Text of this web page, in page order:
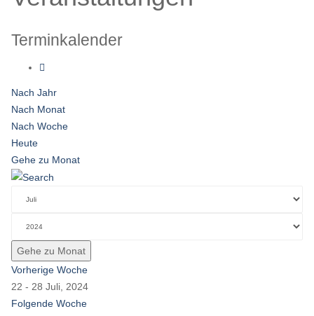
Terminkalender
Nach Jahr
Nach Monat
Nach Woche
Heute
Gehe zu Monat
Gehe zu Monat
Vorherige Woche
22 - 28 Juli, 2024
Folgende Woche